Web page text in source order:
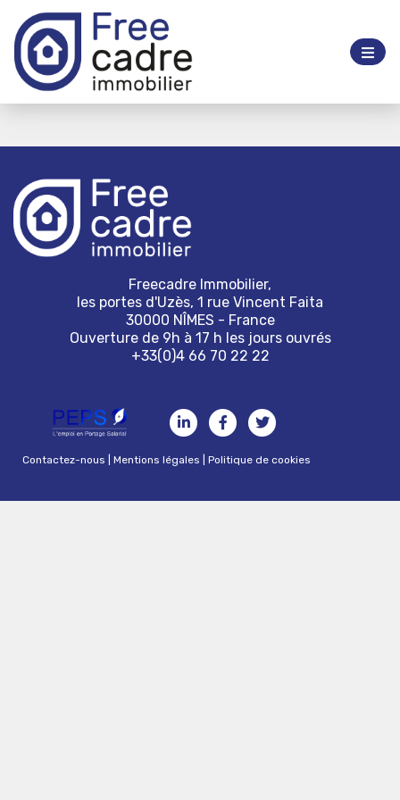
Freecadre Immobilier,
les portes d'Uzès, 1 rue Vincent Faita
30000 NÎMES - France
Ouverture de 9h à 17 h les jours ouvrés
+33(0)4 66 70 22 22
Contactez-nous |Mentions légales |Politique de cookies